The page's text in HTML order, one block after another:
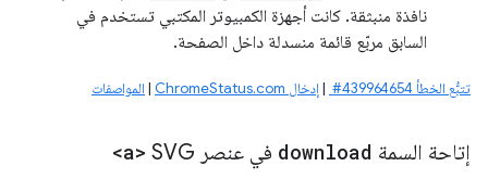
نافذة منبثقة. كانت أجهزة الكمبيوتر المكتبي تستخدم في
السابق مربّع قائمة منسدلة داخل الصفحة.
تتبُّع الخطأ ‎ #439964654 |إدخال ChromeStatus.com |المواصفات
إتاحة السمة download في عنصر SVG <a>